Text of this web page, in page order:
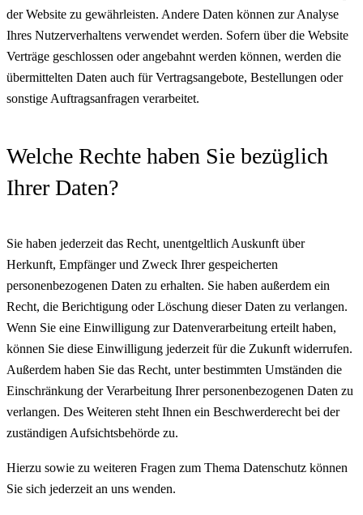
der Website zu gewährleisten. Andere Daten können zur Analyse
Ihres Nutzerverhaltens verwendet werden. Sofern über die Website
Verträge geschlossen oder angebahnt werden können, werden die
übermittelten Daten auch für Vertragsangebote, Bestellungen oder
sonstige Auftragsanfragen verarbeitet.
Welche Rechte haben Sie bezüglich
Ihrer Daten?
Sie haben jederzeit das Recht, unentgeltlich Auskunft über
Herkunft, Empfänger und Zweck Ihrer gespeicherten
personenbezogenen Daten zu erhalten. Sie haben außerdem ein
Recht, die Berichtigung oder Löschung dieser Daten zu verlangen.
Wenn Sie eine Einwilligung zur Datenverarbeitung erteilt haben,
können Sie diese Einwilligung jederzeit für die Zukunft widerrufen.
Außerdem haben Sie das Recht, unter bestimmten Umständen die
Einschränkung der Verarbeitung Ihrer personenbezogenen Daten zu
verlangen. Des Weiteren steht Ihnen ein Beschwerderecht bei der
zuständigen Aufsichtsbehörde zu.
Hierzu sowie zu weiteren Fragen zum Thema Datenschutz können
Sie sich jederzeit an uns wenden.